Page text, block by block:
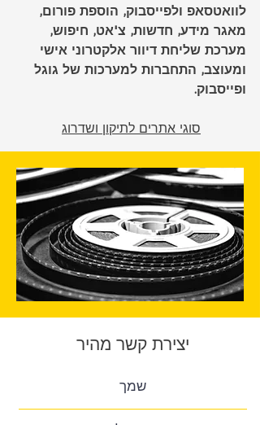
לוואטסאפ ולפייסבוק, הוספת פורום,
מאגר מידע, חדשות, צ'אט, חיפוש,
מערכת שליחת דיוור אלקטרוני אישי
ומעוצב, התחברות למערכות של גוגל
ופייסבוק.
סוגי אתרים לתיקון ושדרוג
יצירת קשר מהיר